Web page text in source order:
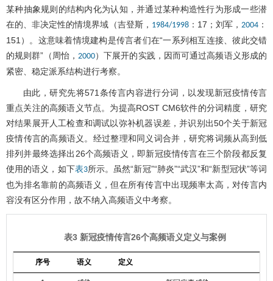
某种抽象规则的结构内化为认知，并通过某种构造性行为形成一些潜
在的、非决定性的情境界域（吉登斯， 1984/1998：17；刘军， 2004：
151）。这意味着情境建构是传言者们在“一系列相互连接、彼此交错
的规则群”（周怡， 2000）下展开的实践，因而可通过高频语义形成的
紧密、稳定派系结构进行考察。
由此，研究先将571条传言内容进行分词，以发现新冠疫情传言
重点关注的高频语义节点。为提高ROST CM6软件的分词精度，研究
对结果展开人工检查和调试以弥补机器误差，并识别出50个关于新冠
疫情传言的高频语义。经过整理和同义词合并，研究将词频从高到低
排列并最终选择出26个高频语义，即新冠疫情传言在三个阶段都反复
使用的语义，如下表3所示。虽然“新冠”“肺炎”“武汉”和“新型冠状”等词
也为排名靠前的高频语义，但在所有传言中出现频率太高，对传言内
容没有区分作用，故不纳入高频语义中考察。
表3 新冠疫情传言26个高频语义定义与案例
序号 语义 定义